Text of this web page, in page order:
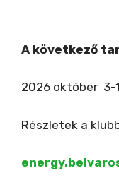
A következő
2026 október 3-
Részletek a